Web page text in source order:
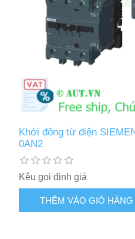
Khởi động từ điện
0AN2
Kêu gọi định giá
THÊM VÀO GIỎ HÀNG